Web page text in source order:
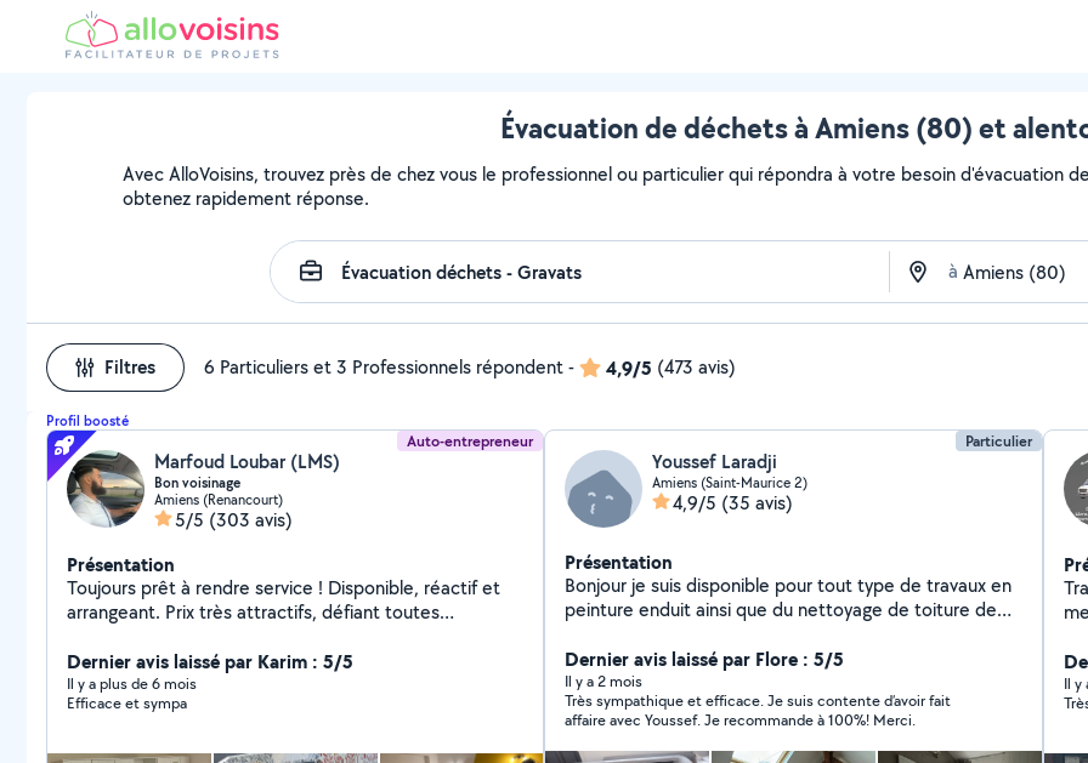
Évacuation de déchets à Amiens (80) et
Avec AlloVoisins, trouvez près de chez vous le professionnel ou particulier qui répondra à votre besoin d'évacuation
obtenez rapidement réponse.
à
Filtres 6 Particuliers et 3 Professionnels répondent- 4,9/5 (473 avis)
Profil boosté
Auto-entrepreneur
Marfoud Loubar (LMS)
Bon voisinage
Amiens (Renancourt)
5/5 (303 avis)
Présentation
Toujours prêt à rendre service ! Disponible, réactif et
arrangeant. Prix très attractifs, défiant toutes
kit, IKEA but Confo Leroy Merlin etc Dispo aussi pour
peinture bricolage débarras aide au déménagement
etc. N hésitez pas je me tiens à votre disposition
Dernier avis laissé par Karim : 5/5
Il y a plus de 6 mois
Efficace et sympa
Particulier
Youssef Laradji
Amiens (Saint-Maurice 2)
4,9/5 (35 avis)
Présentation
Bonjour je suis disponible pour tout type de travaux en
peinture enduit ainsi que du nettoyage de toiture de
cordialement
Dernier avis laissé par Flore : 5/5
Il y a 2 mois
Très sympathique et efficace. Je suis contente d’avoir fait
affaire avec Youssef. Je recommande à 100%! Merci.
meubles
Il y